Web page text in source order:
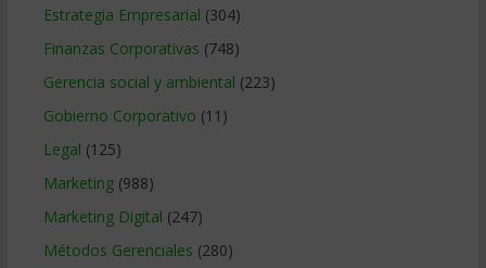
Estrategia Empresarial (304)
Finanzas Corporativas (748)
Gerencia social y ambiental (223)
Gobierno Corporativo (11)
Legal (125)
Marketing(988)
Marketing Digital (247)
Métodos Gerenciales (280)